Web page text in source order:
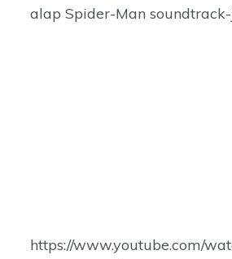
alap Spider-Man
https://www.youtube.com/